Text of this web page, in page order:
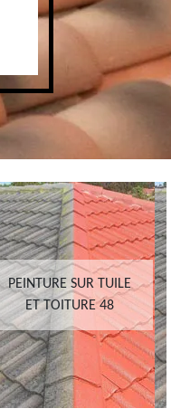
PEINTURE SUR TUILE
ET TOITURE 48